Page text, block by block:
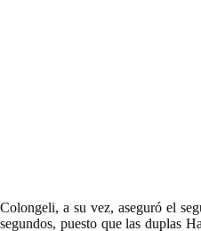
Colongeli, a su vez, aseguró el
segundos, puesto que las duplas